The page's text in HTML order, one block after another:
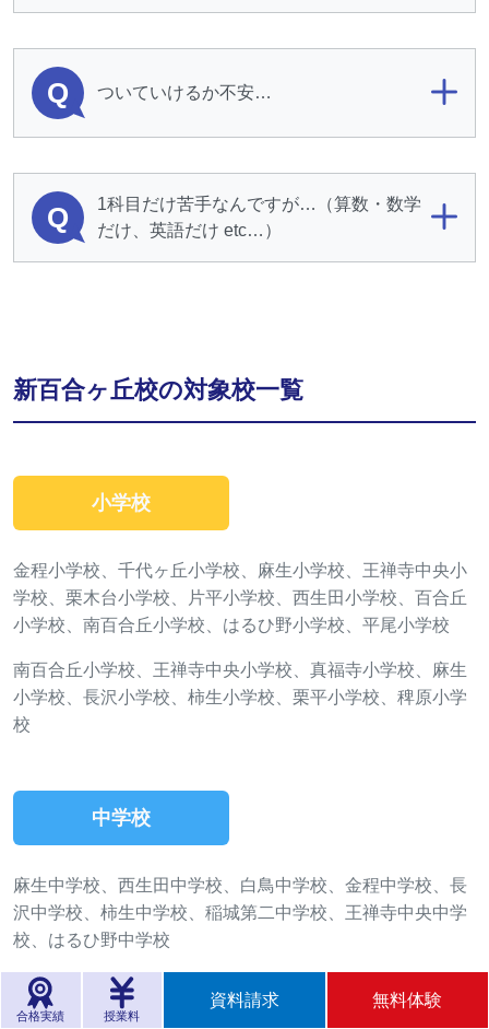
Q ついていけるか不安…
Q
1科目だけ苦手なんですが…（算数・数学
だけ、英語だけ etc…）
新百合ヶ丘校の対象校一覧
小学校
金程小学校、千代ヶ丘小学校、麻生小学校、王禅寺中央小
学校、栗木台小学校、片平小学校、西生田小学校、百合丘
小学校、南百合丘小学校、はるひ野小学校、平尾小学校
南百合丘小学校、王禅寺中央小学校、真福寺小学校、麻生
小学校、長沢小学校、柿生小学校、栗平小学校、稗原小学
校
中学校
麻生中学校、西生田中学校、白鳥中学校、金程中学校、長
沢中学校、柿生中学校、稲城第二中学校、王禅寺中央中学
校、はるひ野中学校
長沢中学校、麻生中学校、王禅寺中央中学校、菅生中学校
合格実績 授業料
資料請求 無料体験